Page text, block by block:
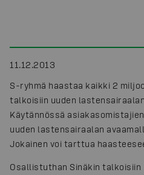
11.12.2013
S-ryhmä haastaa kaikki 2
talkoisiin uuden
Käytännössä
uuden lastensairaalan
Jokainen voi tarttua
Osallistuthan Sinäkin talkoisiin